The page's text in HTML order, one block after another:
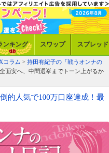
ンキング スワップ スプレッド
コラム > 持田有紀子の「戦うオンナの
面安へ、中間選挙までトーン上がるか
的人気で100万口座達成！最